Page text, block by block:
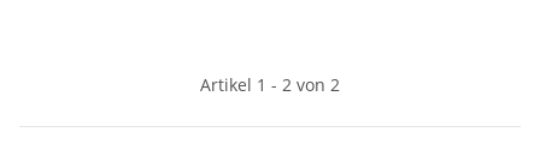
Artikel 1 - 2 von 2